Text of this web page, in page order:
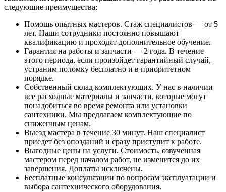
следующие преимущества:
Помощь опытных мастеров. Стаж специалистов ― от 5
лет. Наши сотрудники постоянно повышают
квалификацию и проходят дополнительное обучение.
Гарантия на работы и запчасти ― 2 года. В течение
этого периода, если произойдет гарантийный случай,
устраним поломку бесплатно и в приоритетном
порядке.
Собственный склад комплектующих. У нас в наличии
все расходные материалы и запчасти, которые могут
понадобиться во время ремонта или установки
сантехники. Мы предлагаем комплектующие по
сниженным ценам.
Выезд мастера в течение 30 минут. Наш специалист
приедет без опозданий и сразу приступит к работе.
Выгодные цены на услуги. Стоимость, озвученная
мастером перед началом работ, не изменится до их
завершения. Доплаты исключены.
Бесплатные консультации по вопросам эксплуатации и
выбора сантехнического оборудования.